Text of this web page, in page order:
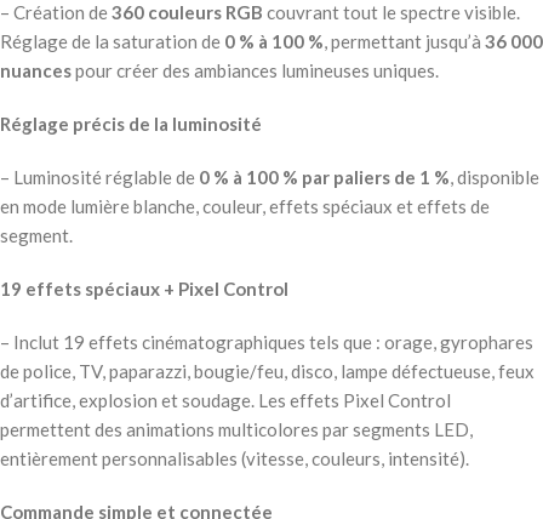
– Création de360 couleurs RGB couvrant tout le spectre visible.
Réglage de la saturation de 0 % à 100 %, permettant jusqu’à 36 000
nuancespour créer des ambiances lumineuses uniques.
Réglage précis de la luminosité
– Luminosité réglable de 0 % à 100 % par paliers de 1 %, disponible
en mode lumière blanche, couleur, effets spéciaux et effets de
segment.
19 effets spéciaux + Pixel Control
– Inclut 19 effets cinématographiques tels que : orage, gyrophares
de police, TV, paparazzi, bougie/feu, disco, lampe défectueuse, feux
d’artifice, explosion et soudage. Les effets Pixel Control
permettent des animations multicolores par segments LED,
entièrement personnalisables (vitesse, couleurs, intensité).
Commande simple et connectée